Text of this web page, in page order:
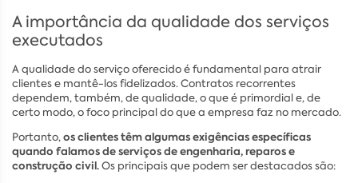
A importância da qualidade dos serviços
executados
A qualidade do serviço oferecido é fundamental para atrair
clientes e mantê-los fidelizados. Contratos recorrentes
dependem, também, de qualidade, o que é primordial e, de
certo modo, o foco principal do que a empresa faz no mercado.
Portanto,os clientes têm algumas exigências específicas
quando falamos de serviços de engenharia, reparos e
construção civil.Os principais que podem ser destacados são: